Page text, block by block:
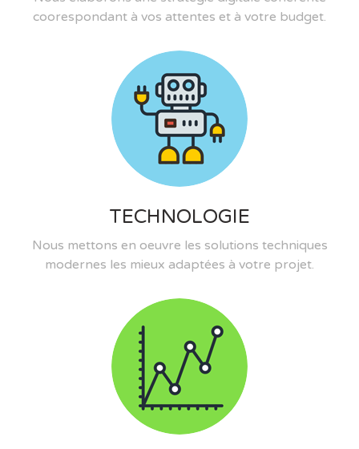
coorespondant à vos attentes et à votre budget.
TECHNOLOGIE
Nous mettons en oeuvre les solutions techniques
modernes les mieux adaptées à votre projet.